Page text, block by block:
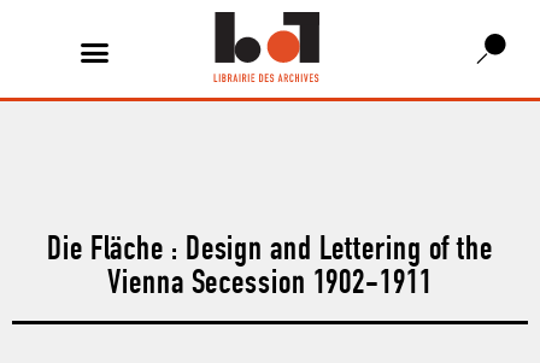
Die Fläche : Design and Lettering of the
Vienna Secession 1902-1911